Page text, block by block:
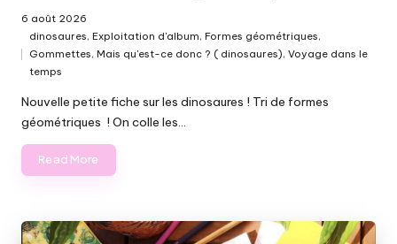
6 août 2026
dinosaures,Exploitation d'album,Formes géométriques,
Gommettes,Mais qu'est-ce donc ? ( dinosaures),Voyage dans le
temps
Nouvelle petite fiche sur les dinosaures ! Tri de formes
géométriques ! On colle les…
Read More